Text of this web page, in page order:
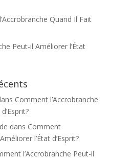
Quand Il Fait
Peut-il Améliorer l’État
Comment l’Accrobranche
dans Comment
l’État d’Esprit?
l’Accrobranche Peut-il